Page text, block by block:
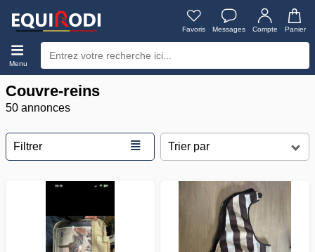
Favoris Messages Compte Panier
Menu
Couvre-reins
50 annonces
Filtrer ≣